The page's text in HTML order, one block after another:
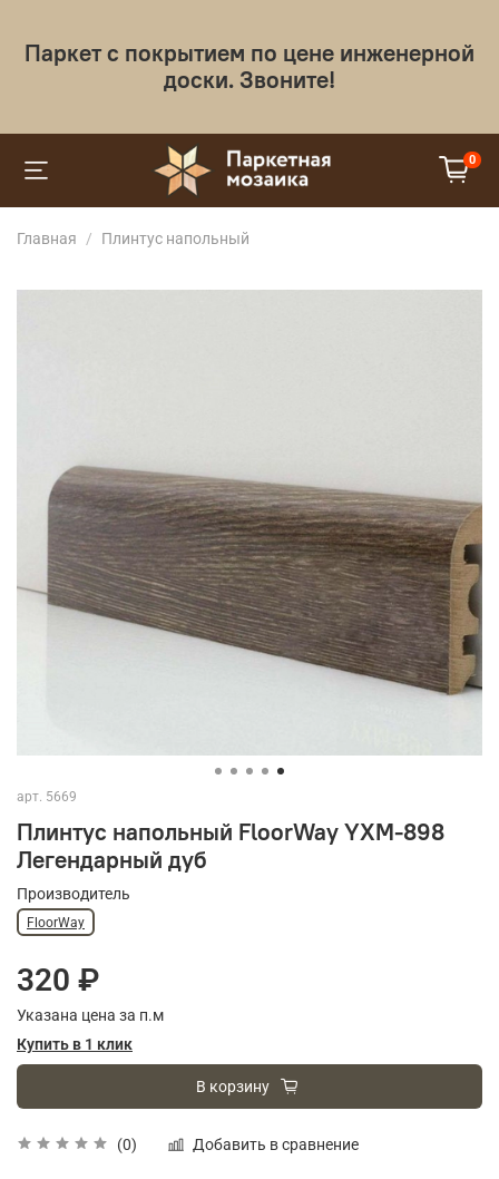
Паркет с покрытием по цене инженерной
доски. Звоните!
0
Главная Плинтус напольный
арт. 5669
Плинтус напольный FloorWay YXM-898
Легендарный дуб
(0) Добавить в сравнение
Производитель
FloorWay
320 ₽
Указана цена за п.м
Купить в 1 клик
В корзину